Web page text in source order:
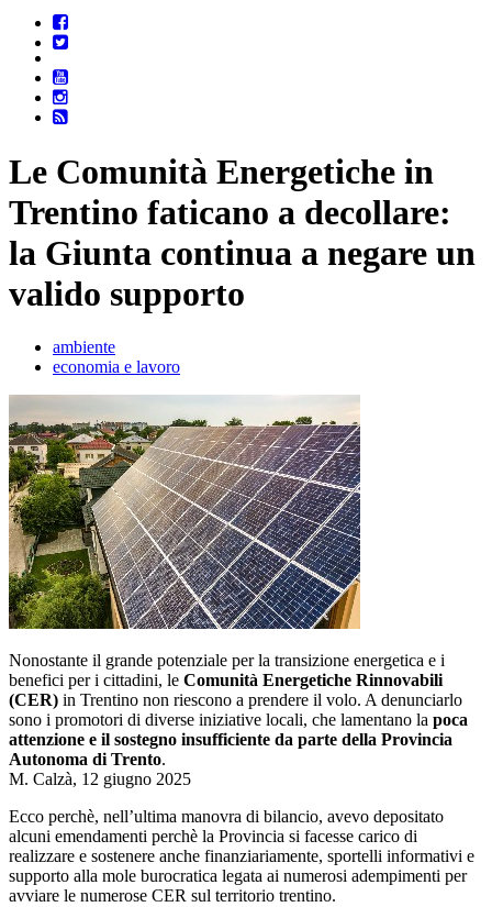
Le Comunità Energetiche in
Trentino faticano a decollare:
la Giunta continua a negare un
valido supporto
ambiente
economia e lavoro
Nonostante il grande potenziale per la transizione energetica e i
benefici per i cittadini, le Comunità Energetiche Rinnovabili
(CER) in Trentino non riescono a prendere il volo. A denunciarlo
sono i promotori di diverse iniziative locali, che lamentano la poca
attenzione e il sostegno insufficiente da parte della Provincia
Autonoma di Trento.
M. Calzà, 12 giugno 2025
Ecco perchè, nell’ultima manovra di bilancio, avevo depositato
alcuni emendamenti perchè la Provincia si facesse carico di
realizzare e sostenere anche finanziariamente, sportelli informativi e
supporto alla mole burocratica legata ai numerosi adempimenti per
avviare le numerose CER sul territorio trentino.